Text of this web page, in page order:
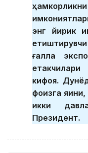
энг йирик
ғалла
кифоя.
фоизга
икки
Президент.